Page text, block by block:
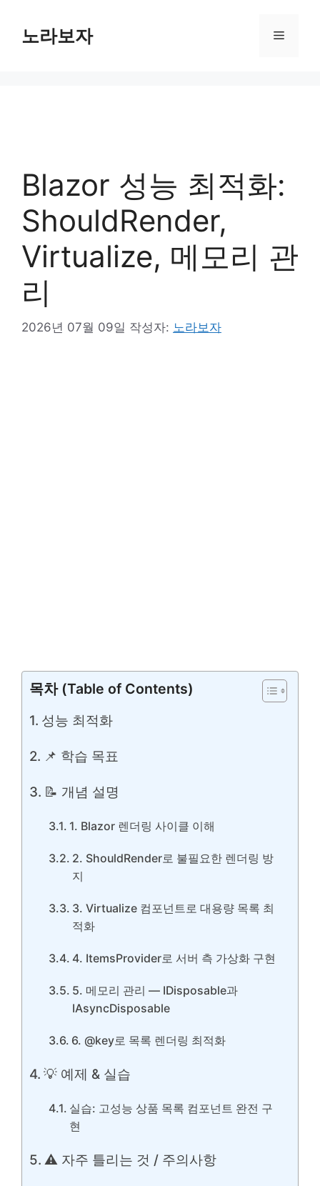
노라보자 메
Blazor 성능 최적화:
ShouldRender,
Virtualize, 메모리 관
리
2026년 07월 09일 작성자: 노라보자
목차 (Table of Contents)
성능 최적화
📌 학습 목표
📝 개념 설명
1. Blazor 렌더링 사이클 이해
2. ShouldRender로 불필요한 렌더링 방
지
3. Virtualize 컴포넌트로 대용량 목록 최
적화
4. ItemsProvider로 서버 측 가상화 구현
5. 메모리 관리 — IDisposable과
IAsyncDisposable
6. @key로 목록 렌더링 최적화
💡 예제 & 실습
실습: 고성능 상품 목록 컴포넌트 완전 구
현
⚠️ 자주 틀리는 것 / 주의사항